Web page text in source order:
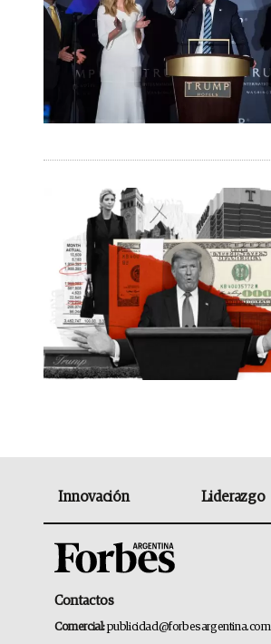
Innovación Liderazgo
Contactos
Comercial:publicidad@forbesargentina.com